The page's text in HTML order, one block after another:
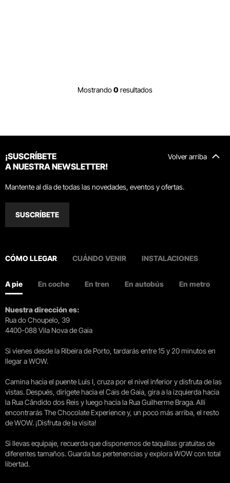
Mostrando0 resultados
Volver arriba
¡SUSCRÍBETE
A NUESTRA NEWSLETTER!
Mantente al día de todas las novedades, eventos y ofertas.
SUSCRÍBETE
CÓMO LLEGAR CUÁNDO VENIR INSTALACIONES
A pie En coche En tren En autobús En metro
Nuestra dirección es:
Rua do Choupelo, 39
4400-088 Vila Nova de Gaia
Si vienes desde la Ribeira de Porto, tardarás entre 15 y 20 minutos en
llegar a WOW.
Camina hacia el puente Luís I, cruza por el nivel inferior y disfruta de las
vistas. Después, dirígete hacia el Cais de Gaia, gira a la izquierda hacia
la Rua Cândido dos Reis y luego hacia la Rua Guilherme Braga. Allí
encontrarás The Chocolate Experience y, un poco más arriba, el resto
de WOW. ¡Disfruta de la visita!
Si llevas equipaje, recuerda que disponemos de taquillas gratuitas de
diferentes tamaños. Guarda tus pertenencias y explora WOW con total
libertad.